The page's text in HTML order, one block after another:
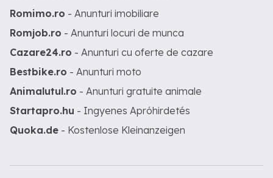
Romimo.ro - Anunturi imobiliare
Romjob.ro - Anunturi locuri de munca
Cazare24.ro - Anunturi cu oferte de cazare
Bestbike.ro - Anunturi moto
Animalutul.ro - Anunturi gratuite animale
Startapro.hu - Ingyenes Apróhirdetés
Quoka.de - Kostenlose Kleinanzeigen